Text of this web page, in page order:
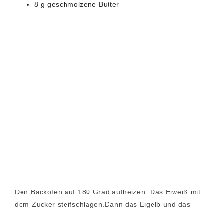
8 g geschmolzene Butter
Den Backofen auf 180 Grad aufheizen. Das Eiweiß mit
dem Zucker steifschlagen.Dann das Eigelb und das